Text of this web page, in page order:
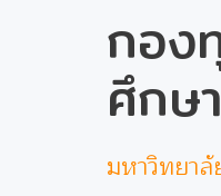
กอง
ศึกษ
มหาวิทยา